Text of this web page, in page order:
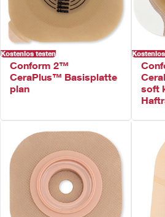
Kostenlos testen
Conform 2™
CeraPlus™ Basisplatte
plan
soft